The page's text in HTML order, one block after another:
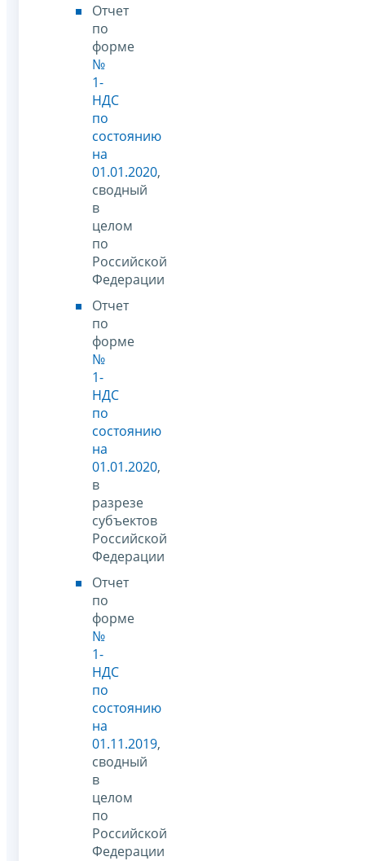
Отчет
по
форме
№
1-
НДС
по
состоянию
на
01.01.2020,
сводный
в
целом
по
Российской
Федерации
Отчет
по
форме
№
1-
НДС
по
состоянию
на
01.01.2020,
в
разрезе
субъектов
Российской
Федерации
Отчет
по
форме
№
1-
НДС
по
состоянию
на
01.11.2019,
сводный
в
целом
по
Российской
Федерации